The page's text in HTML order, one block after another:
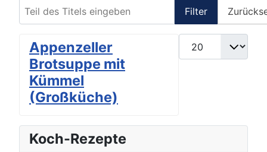
Filter
Anzeige #
Appenzeller
Brotsuppe mit
Kümmel
(Großküche)
Koch-Rezepte